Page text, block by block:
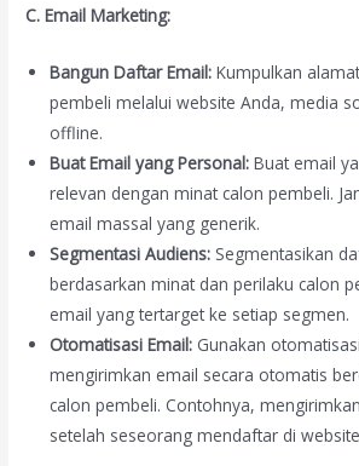
C. Email Marketing:
Bangun Daftar Email: Kumpulkan
pembeli melalui website Anda, media
offline.
Buat Email yang Personal: Buat email
relevan dengan minat calon pembeli.
email massal yang generik.
Segmentasi Audiens: Segmentasikan
berdasarkan minat dan perilaku calon
email yang tertarget ke setiap segmen.
Otomatisasi Email: Gunakan
mengirimkan email secara otomatis
calon pembeli. Contohnya,
setelah seseorang mendaftar di